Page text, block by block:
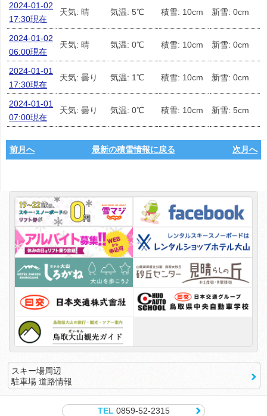
2024-01-02
17:30現在
天気: 晴 気温: 5℃ 積雪: 10cm 新雪: 0cm
2024-01-02
06:00現在
天気: 晴 気温: 0℃ 積雪: 10cm 新雪: 0cm
2024-01-01
17:30現在
天気: 曇り 気温: 1℃ 積雪: 10cm 新雪: 0cm
2024-01-01
07:00現在
天気: 曇り 気温: 0℃ 積雪: 10cm 新雪: 5cm
前月へ 最新の積雪情報に戻る 次月へ
スキー場周辺
駐車場 道路情報
TEL0859-52-2315